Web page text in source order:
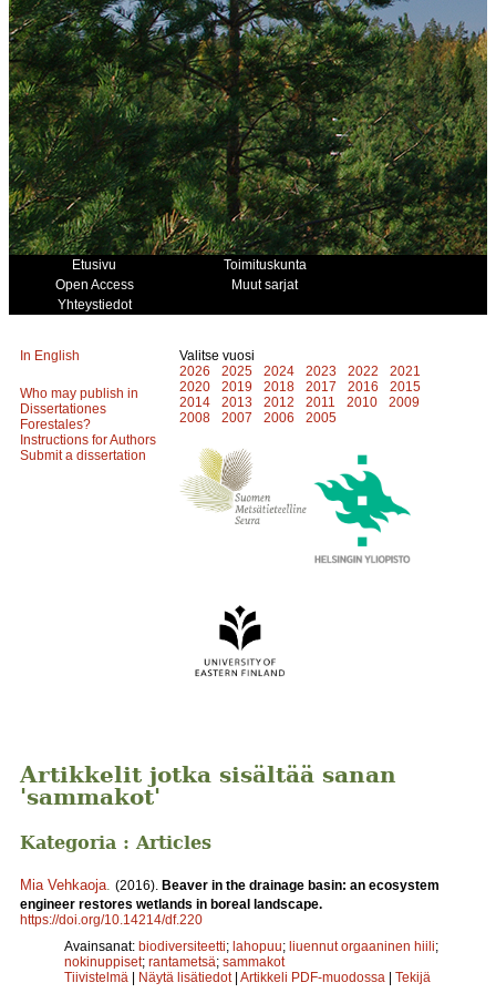
Etusivu
Toimituskunta
Open Access
Muut sarjat
Yhteystiedot
In English
Who may publish in
Dissertationes
Forestales?
Instructions for Authors
Submit a dissertation
Valitse vuosi
2026
2025 2024 2023 2022
2021
2020
2019 2018 2017 2016
2015
2014
2013 2012 2011 2010
2009
2008
2007 2006 2005
Artikkelit jotka sisältää sanan
'sammakot'
Kategoria : Articles
Mia Vehkaoja (2016). Beaver in the drainage basin: an ecosystem
engineer restores wetlands in boreal landscape.
https://doi.org/10.14214/df.220
Avainsanat: biodiversiteetti; lahopuu; liuennut orgaaninen hiili;
nokinuppiset; rantametsä; sammakot
Tiivistelmä | Näytä lisätiedot | Artikkeli PDF-muodossa | Tekijä